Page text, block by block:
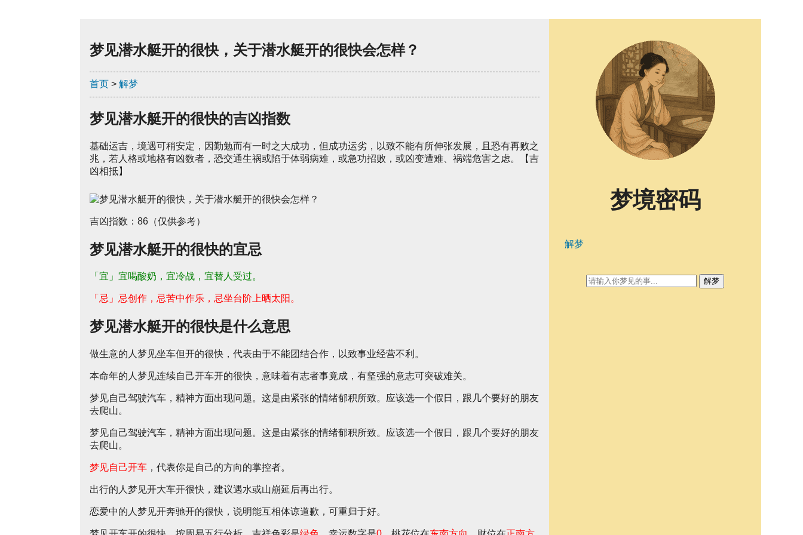
梦见潜水艇开的很快，关于潜水艇开的很快会怎样？
首页 > 解梦
梦见潜水艇开的很快的吉凶指数
基础运吉，境遇可稍安定，因勤勉而有一时之大成功，但成功运劣，以致不能有所伸张发展，且恐有再败之
兆，若人格或地格有凶数者，恐交通生祸或陷于体弱病难，或急功招败，或凶变遭难、祸端危害之虑。【吉
凶相抵】
吉凶指数：86（仅供参考）
梦见潜水艇开的很快的宜忌
「宜」宜喝酸奶，宜冷战，宜替人受过。
「忌」忌创作，忌苦中作乐，忌坐台阶上晒太阳。
梦见潜水艇开的很快是什么意思
做生意的人梦见坐车但开的很快，代表由于不能团结合作，以致事业经营不利。
本命年的人梦见连续自己开车开的很快，意味着有志者事竟成，有坚强的意志可突破难关。
梦见自己驾驶汽车，精神方面出现问题。这是由紧张的情绪郁积所致。应该选一个假日，跟几个要好的朋友
去爬山。
梦见自己驾驶汽车，精神方面出现问题。这是由紧张的情绪郁积所致。应该选一个假日，跟几个要好的朋友
去爬山。
梦见自己开车 ，代表你是自己的方向的掌控者。
出行的人梦见开大车开很快，建议遇水或山崩延后再出行。
恋爱中的人梦见开奔驰开的很快，说明能互相体谅道歉，可重归于好。
梦境密码
解梦
解梦